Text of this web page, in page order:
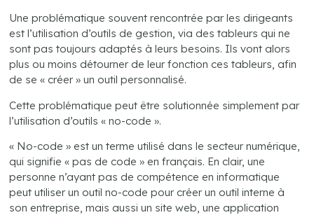
Une problématique souvent rencontrée par les dirigeants
est l’utilisation d’outils de gestion, via des tableurs qui ne
sont pas toujours adaptés à leurs besoins. Ils vont alors
plus ou moins détourner de leur fonction ces tableurs, afin
de se « créer » un outil personnalisé.
Cette problématique peut être solutionnée simplement par
l’utilisation d’outils « no-code ».
« No-code » est un terme utilisé dans le secteur numérique,
qui signifie « pas de code » en français. En clair, une
personne n’ayant pas de compétence en informatique
peut utiliser un outil no-code pour créer un outil interne à
son entreprise, mais aussi un site web, une application